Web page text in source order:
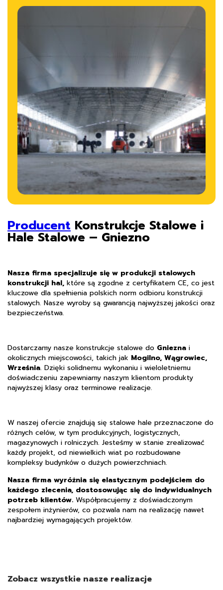
Producent Konstrukcje Stalowe i
Hale Stalowe – Gniezno
Nasza firma specjalizuje się w produkcji stalowych
konstrukcji hal, które są zgodne z certyfikatem CE, co jest
kluczowe dla spełnienia polskich norm odbioru konstrukcji
stalowych. Nasze wyroby są gwarancją najwyższej jakości oraz
bezpieczeństwa.
Dostarczamy nasze konstrukcje stalowe do Gniezna i
okolicznych miejscowości, takich jak Mogilno, Wągrowiec,
Września. Dzięki solidnemu wykonaniu i wieloletniemu
doświadczeniu zapewniamy naszym klientom produkty
najwyższej klasy oraz terminowe realizacje.
W naszej ofercie znajdują się stalowe hale przeznaczone do
różnych celów, w tym produkcyjnych, logistycznych,
magazynowych i rolniczych. Jesteśmy w stanie zrealizować
każdy projekt, od niewielkich wiat po rozbudowane
kompleksy budynków o dużych powierzchniach.
Nasza firma wyróżnia się elastycznym podejściem do
każdego zlecenia, dostosowując się do indywidualnych
potrzeb klientów. Współpracujemy z doświadczonym
zespołem inżynierów, co pozwala nam na realizację nawet
najbardziej wymagających projektów.
Zobacz wszystkie nasze realizacje